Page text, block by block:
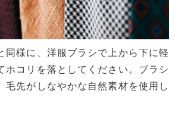
同様に、洋服ブラシで上から下に軽
ホコリを落としてください。ブラシ
毛先がしなやかな自然素材を使用し